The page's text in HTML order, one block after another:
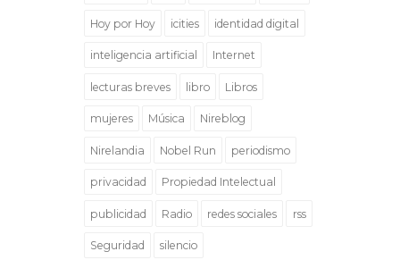
Hoy por Hoy icities identidad digital
inteligencia artificial Internet
lecturas breves libro Libros
mujeres Música Nireblog
Nirelandia Nobel Run periodismo
privacidad Propiedad Intelectual
publicidad Radio redes sociales rss
Seguridad silencio